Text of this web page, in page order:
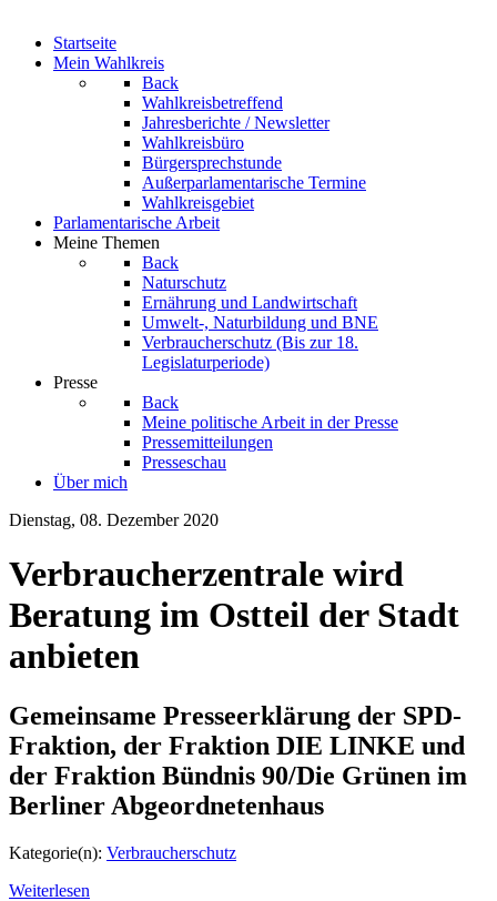
Startseite
Mein Wahlkreis
Back
Wahlkreisbetreffend
Jahresberichte / Newsletter
Wahlkreisbüro
Bürgersprechstunde
Außerparlamentarische Termine
Wahlkreisgebiet
Parlamentarische Arbeit
Meine Themen
Back
Naturschutz
Ernährung und Landwirtschaft
Umwelt-, Naturbildung und BNE
Verbraucherschutz (Bis zur 18.
Legislaturperiode)
Presse
Back
Meine politische Arbeit in der Presse
Pressemitteilungen
Presseschau
Über mich
Dienstag, 08. Dezember 2020
Verbraucherzentrale wird
Beratung im Ostteil der Stadt
anbieten
Gemeinsame Presseerklärung der SPD-
Fraktion, der Fraktion DIE LINKE und
der Fraktion Bündnis 90/Die Grünen im
Berliner Abgeordnetenhaus
Kategorie(n): Verbraucherschutz
Weiterlesen